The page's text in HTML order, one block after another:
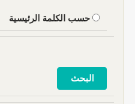
حسب الكلمة الرئيسية